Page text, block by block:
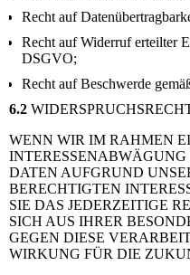
Recht auf
Recht auf Widerruf erteilter
DSGVO;
Recht auf Beschwerde
6.2
WENN WIR IM RAHMEN
DATEN AUFGRUND
BERECHTIGTEN
SIE DAS JEDERZEITIGE
SICH AUS IHRER
GEGEN DIESE
WIRKUNG FÜR DIE